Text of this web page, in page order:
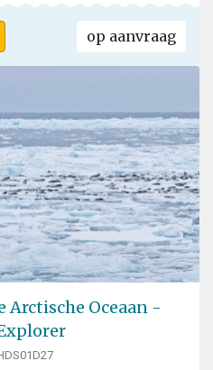
op aanvraag
Arctische Oceaan -